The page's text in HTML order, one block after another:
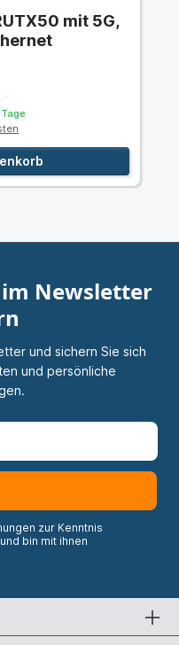
mit 5G,
Newsletter
und sichern Sie sich
und persönliche
zur Kenntnis
bin mit ihnen